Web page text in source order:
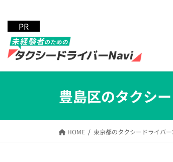
豊島区のタクシ
HOME 東京都のタクシードライバ